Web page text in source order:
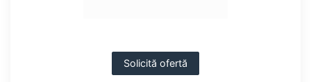
Solicită ofertă